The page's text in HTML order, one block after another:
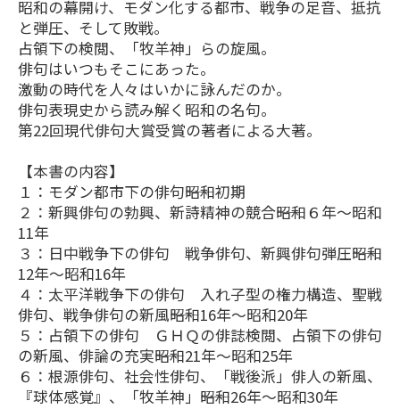
昭和の幕開け、モダン化する都市、戦争の足音、抵抗
と弾圧、そして敗戦。
占領下の検閲、「牧羊神」らの旋風。
俳句はいつもそこにあった。
激動の時代を人々はいかに詠んだのか。
俳句表現史から読み解く昭和の名句。
第22回現代俳句大賞受賞の著者による大著。
【本書の内容】
１：モダン都市下の俳句――昭和初期
２：新興俳句の勃興、新詩精神の競合――昭和６年～昭和
11年
３：日中戦争下の俳句 戦争俳句、新興俳句弾圧――昭和
12年～昭和16年
４：太平洋戦争下の俳句 入れ子型の権力構造、聖戦
俳句、戦争俳句の新風――昭和16年～昭和20年
５：占領下の俳句 ＧＨＱの俳誌検閲、占領下の俳句
の新風、俳論の充実――昭和21年～昭和25年
６：根源俳句、社会性俳句、「戦後派」俳人の新風、
『球体感覚』、「牧羊神」――昭和26年～昭和30年